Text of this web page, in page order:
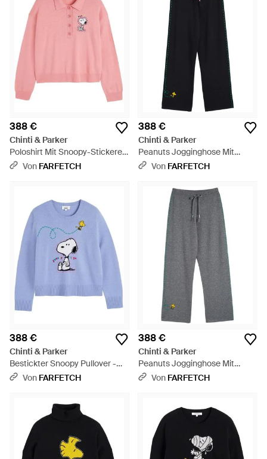
388 €
Chinti & Parker
Poloshirt Mit Snoopy-Stickerei
- PinkVon FARFETCH
388 €
Chinti & Parker
Peanuts Jogginghose Mit
Weitem Bein - Blau
Von FARFETCH
388 €
Chinti & Parker
Bestickter Snoopy Pullover -
BlauVon FARFETCH
388 €
Chinti & Parker
Peanuts Jogginghose Mit
Weitem Bein - Grau
Von FARFETCH